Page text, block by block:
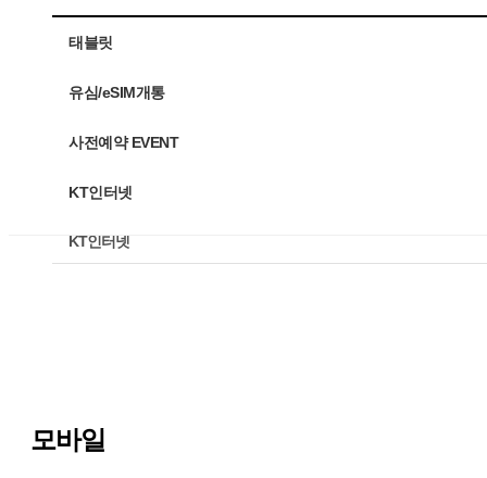
유심/eSIM개통
사전예약 EVENT
KT인터넷
태블릿
유심/eSIM개통
사전예약 EVENT
KT인터넷
모바일